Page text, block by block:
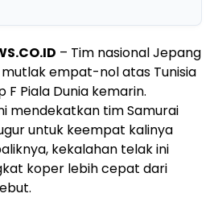
– Tim nasional Jepang
empat-nol atas Tunisia
F Piala Dunia kemarin.
mendekatkan tim Samurai
untuk keempat kalinya
kekalahan telak ini
koper lebih cepat dari